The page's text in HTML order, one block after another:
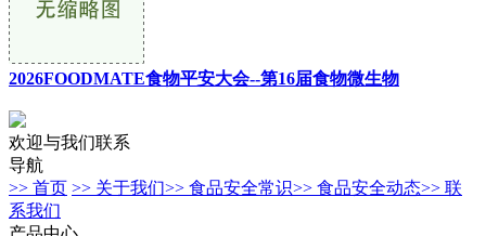
2026FOODMATE食物平安大会--第16届食物微生物
欢迎与我们联系
导航
>> 首页 >> 关于我们>> 食品安全常识>> 食品安全动态>> 联
系我们